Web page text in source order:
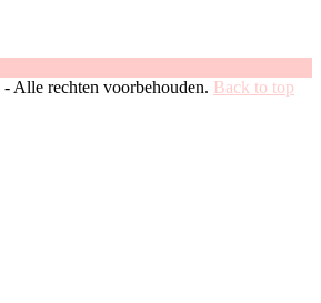
Alle rechten voorbehouden. Back to top